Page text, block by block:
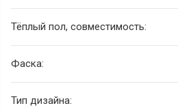
Тёплый пол, совместимость:
Фаска:
Тип дизайна: